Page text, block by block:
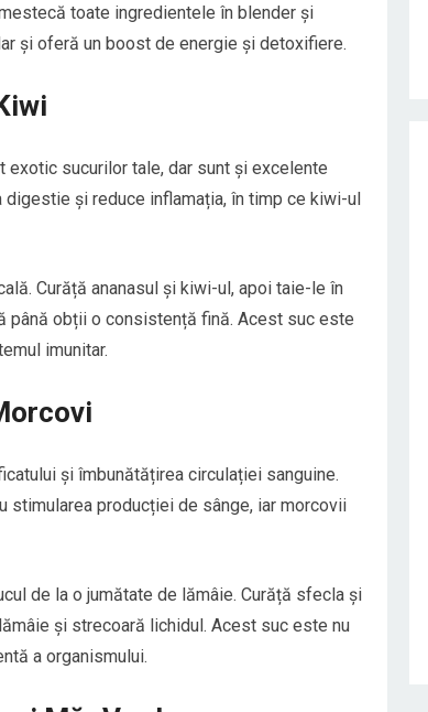
toate ingredientele în blender și
și oferă un boost de energie și detoxifiere.
exotic sucurilor tale, dar sunt și excelente
și reduce inflamația, în timp ce kiwi-ul
Curăță ananasul și kiwi-ul, apoi taie-le în
până obții o consistență fină. Acest suc este
imunitar.
și îmbunătățirea circulației sanguine.
producției de sânge, iar morcovii
de la o jumătate de lămâie. Curăță sfecla și
și strecoară lichidul. Acest suc este nu
a organismului.